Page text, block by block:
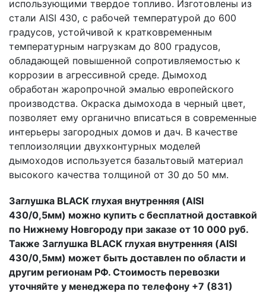
использующими твердое топливо. Изготовлены из
стали AISI 430, с рабочей температурой до 600
градусов, устойчивой к кратковременным
температурным нагрузкам до 800 градусов,
обладающей повышенной сопротивляемостью к
коррозии в агрессивной среде. Дымоход
обработан жаропрочной эмалью европейского
производства. Окраска дымохода в черный цвет,
позволяет ему органично вписаться в современные
интерьеры загородных домов и дач. В качестве
теплоизоляции двухконтурных моделей
дымоходов используется базальтовый материал
высокого качества толщиной от 30 до 50 мм.
Заглушка BLACK глухая внутренняя (AISI
430/0,5мм) можно купить с бесплатной доставкой
по Нижнему Новгороду при заказе от 10 000 руб.
Также Заглушка BLACK глухая внутренняя (AISI
430/0,5мм) может быть доставлен по области и
другим регионам РФ. Стоимость перевозки
уточняйте у менеджера по телефону +7 (831)